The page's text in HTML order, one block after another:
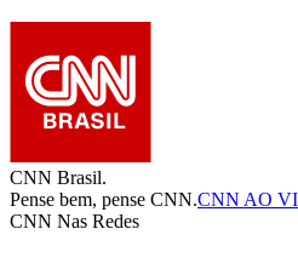
CNN Brasil.
Pense bem, pense CNN.CNN AO
CNN Nas Redes